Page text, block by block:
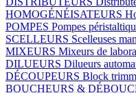
HOMOGÉNÉISATEURS
POMPES Pompes
SCELLEURS Scelleuses
MIXEURS Mixeurs de
DILUEURS Dilueurs
DÉCOUPEURS Block
BOUCHEURS &